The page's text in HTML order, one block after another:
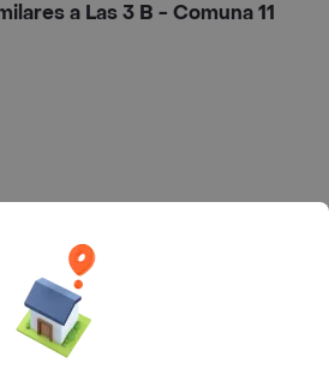
a Las 3 B - Comuna 11